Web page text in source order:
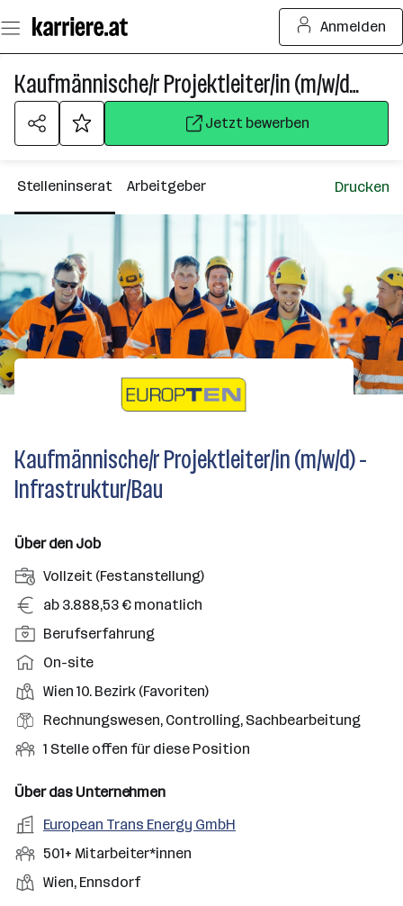
Seiteninhalt
springen
Anmelden
Kaufmännische/r Projektleiter/in (m/w/d) - Infrastruktur/Bau
Jetzt bewerben
Stelleninserat Arbeitgeber Drucken
Kaufmännische/r Projektleiter/in (m/w/d) -
Infrastruktur/Bau
Über den Job
A
n
t
e
l
u
n
s
r
t
Vollzeit (Festanstellung)
G
e
h
a
l
t
ab 3.888,53 € monatlich
P
o
i
t
i
n
e
b
n
Berufserfahrung
A
r
b
e
i
s
m
o
d
e
On-site
D
i
n
t
o
t
Wien 10. Bezirk (Favoriten)
B
e
u
s
f
l
Rechnungswesen, Controlling, Sachbearbeitung
O
f
n
e
S
1 Stelle offen für diese Position
Über das Unternehmen
A
r
e
European Trans Energy GmbH
M
i
t
501+ Mitarbeiter*innen
S
Wien, Ennsdorf